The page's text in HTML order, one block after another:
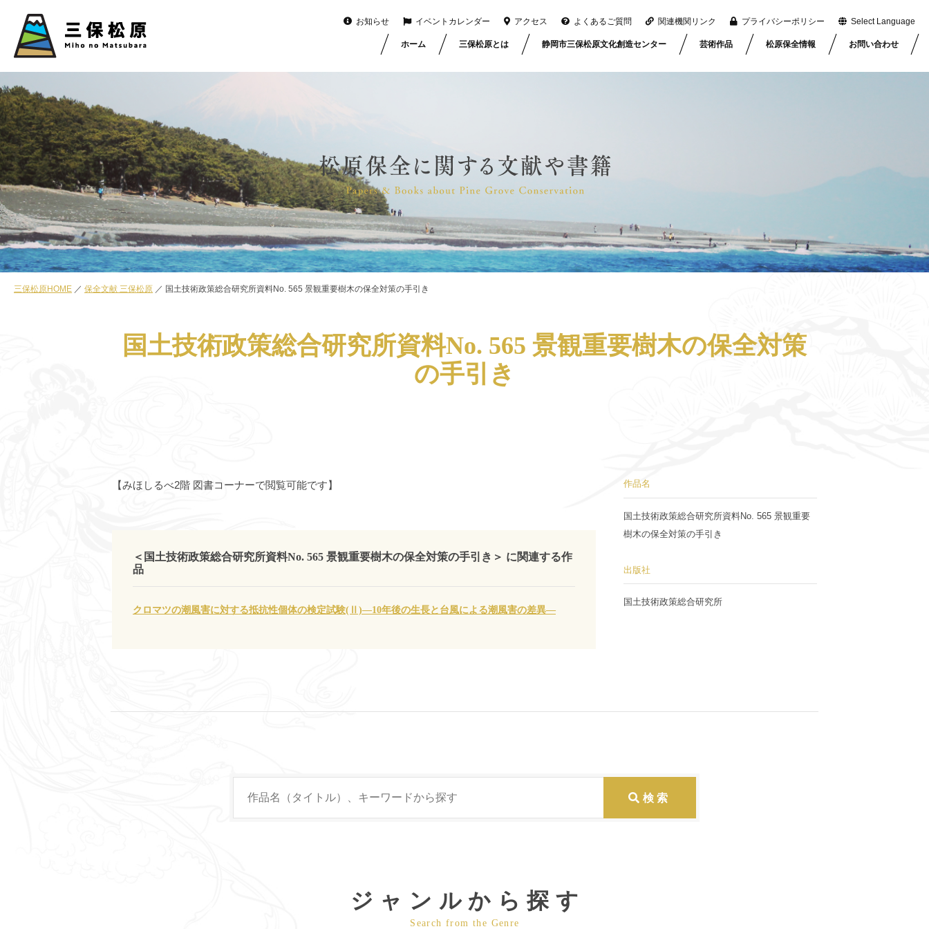
お知らせ イベントカレンダー アクセス よくあるご質問 関連機関リンク プライバシーポリシー Select Language
ホーム 三保松原とは 静岡市三保松原文化創造センター 芸術作品 松原保全情報 お問い合わせ
三保松原HOME 保全文献 三保松原 国土技術政策総合研究所資料No. 565 景観重要樹木の保全対策の手引き
国土技術政策総合研究所資料No. 565 景観重要樹木の保全対策
の手引き
【みほしるべ2階 図書コーナーで閲覧可能です】
＜国土技術政策総合研究所資料No. 565 景観重要樹木の保全対策の手引き＞ に関連する作
品
クロマツの潮風害に対する抵抗性個体の検定試験(Ⅱ)―10年後の生長と台風による潮風害の差異―
作品名
国土技術政策総合研究所資料No. 565 景観重要
樹木の保全対策の手引き
出版社
国土技術政策総合研究所
ジャンルから探す
Search from the Genre